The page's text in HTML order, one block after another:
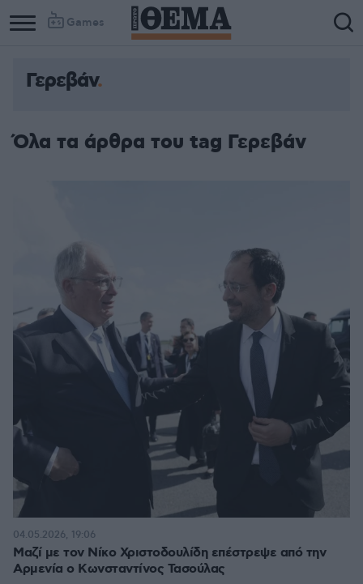
Games
Γερεβάν
Όλα τα άρθρα του tag Γερεβάν
Μαζί με τον Νίκο Χριστοδουλίδη επέστρεψε από την
Αρμενία ο Κωνσταντίνος Τασούλας
04.05.2026, 19:06